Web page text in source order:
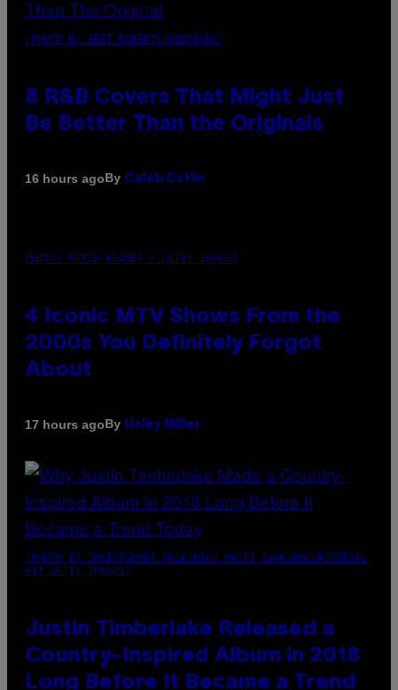
(PHOTO BY EBET ROBERTS/REDFERNS)
8 R&B Covers That Might Just
Be Better Than the Originals
16 hours agoBy Caleb Catlin
PHOTO: PETER KRAMER / GETTY IMAGES
4 Iconic MTV Shows From the
2000s You Definitely Forgot
About
17 hours agoBy Haley Miller
(PHOTO BY CHRISTOPHER POLK/NBCU PHOTO BANK/NBCUNIVERSAL
VIA GETTY IMAGES)
Justin Timberlake Released a
Country-Inspired Album in 2018
Long Before It Became a Trend